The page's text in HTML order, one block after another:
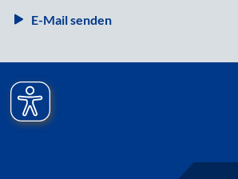
E-Mail senden